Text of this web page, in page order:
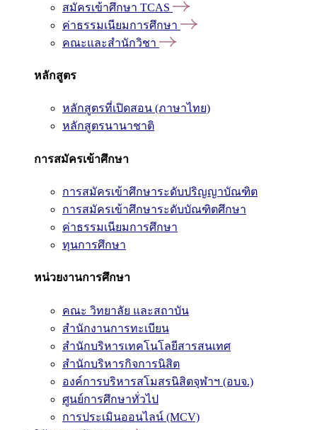
สมัครเข้าศึกษา TCAS
ค่าธรรมเนียมการศึกษา
คณะและสำนักวิชา
หลักสูตร
หลักสูตรที่เปิดสอน (ภาษาไทย)
หลักสูตรนานาชาติ
การสมัครเข้าศึกษา
การสมัครเข้าศึกษาระดับปริญญาบัณฑิต
การสมัครเข้าศึกษาระดับบัณฑิตศึกษา
ค่าธรรมเนียมการศึกษา
ทุนการศึกษา
หน่วยงานการศึกษา
คณะ วิทยาลัย และสถาบัน
สำนักงานการทะเบียน
สำนักบริหารเทคโนโลยีสารสนเทศ
สำนักบริหารกิจการนิสิต
องค์การบริหารสโมสรนิสิตจุฬาฯ (อบจ.)
ศูนย์การศึกษาทั่วไป
การประเมินออนไลน์ (MCV)